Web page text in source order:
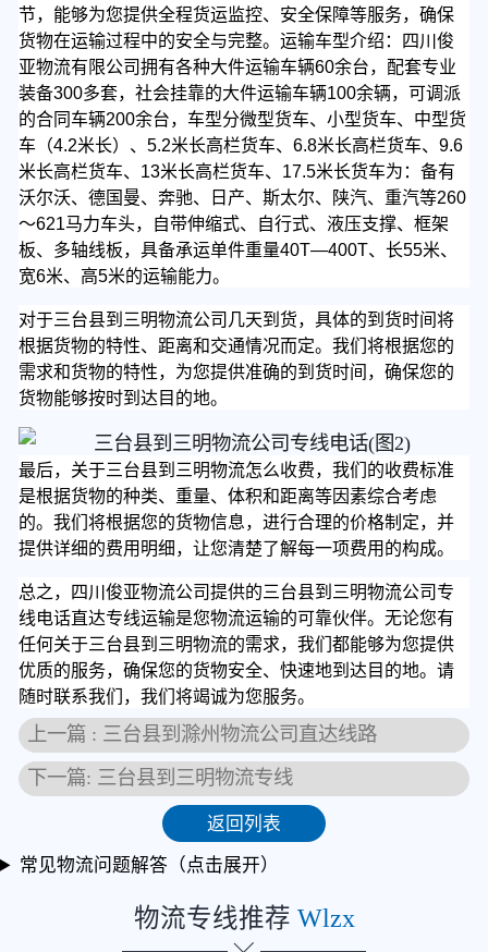
节，能够为您提供全程货运监控、安全保障等服务，确保
货物在运输过程中的安全与完整。 运输车型介绍：四川俊
亚物流有限公司拥有各种大件运输车辆60余台，配套专业
装备300多套，社会挂靠的大件运输车辆100余辆，可调派
的合同车辆200余台，车型分微型货车、小型货车、中型货
车（4.2米长）、5.2米长高栏货车、6.8米长高栏货车、9.6
米长高栏货车、13米长高栏货车、17.5米长货车为：备有
沃尔沃、德国曼、奔驰、日产、斯太尔、陕汽、重汽等260
～621马力车头，自带伸缩式、自行式、液压支撑、框架
板、多轴线板，具备承运单件重量40T—400T、长55米、
宽6米、高5米的运输能力。
对于三台县到三明物流公司几天到货，具体的到货时间将
根据货物的特性、距离和交通情况而定。我们将根据您的
需求和货物的特性，为您提供准确的到货时间，确保您的
货物能够按时到达目的地。
最后，关于三台县到三明物流怎么收费，我们的收费标准
是根据货物的种类、重量、体积和距离等因素综合考虑
的。我们将根据您的货物信息，进行合理的价格制定，并
提供详细的费用明细，让您清楚了解每一项费用的构成。
总之，四川俊亚物流公司提供的三台县到三明物流公司专
线电话直达专线运输是您物流运输的可靠伙伴。无论您有
任何关于三台县到三明物流的需求，我们都能够为您提供
优质的服务，确保您的货物安全、快速地到达目的地。请
随时联系我们，我们将竭诚为您服务。
上一篇 : 三台县到滁州物流公司直达线路
下一篇: 三台县到三明物流专线
返回列表
常见物流问题解答（点击展开）
物流专线推荐 Wlzx